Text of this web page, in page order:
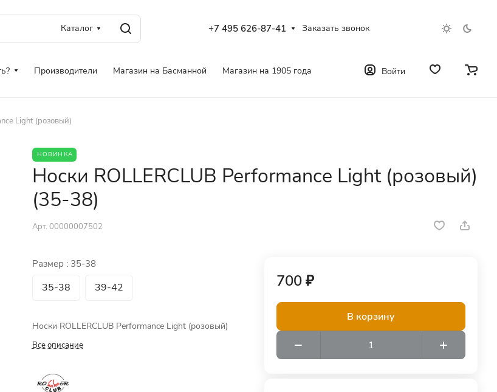
Каталог +7 495 626-87-41 Заказать звонок
Производители Магазин на Басманной Магазин на 1905 года Войти
Light (розовый)
НОВИНКА
Носки ROLLERCLUB Performance Light (розовый)
(35-38)
Арт. 00000007502
Размер : 35-38
35-38 39-42
Носки ROLLERCLUB Performance Light (розовый)
Все описание
700 ₽
В корзину